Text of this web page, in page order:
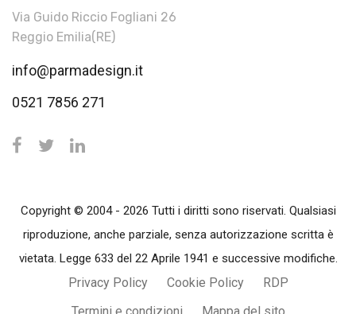
Via Guido Riccio Fogliani 26
Reggio Emilia(RE)
info@parmadesign.it
0521 7856 271
Copyright © 2004 - 2026 Tutti i diritti sono riservati. Qualsiasi
riproduzione, anche parziale, senza autorizzazione scritta è
vietata. Legge 633 del 22 Aprile 1941 e successive modifiche.
Privacy Policy Cookie Policy
RDP